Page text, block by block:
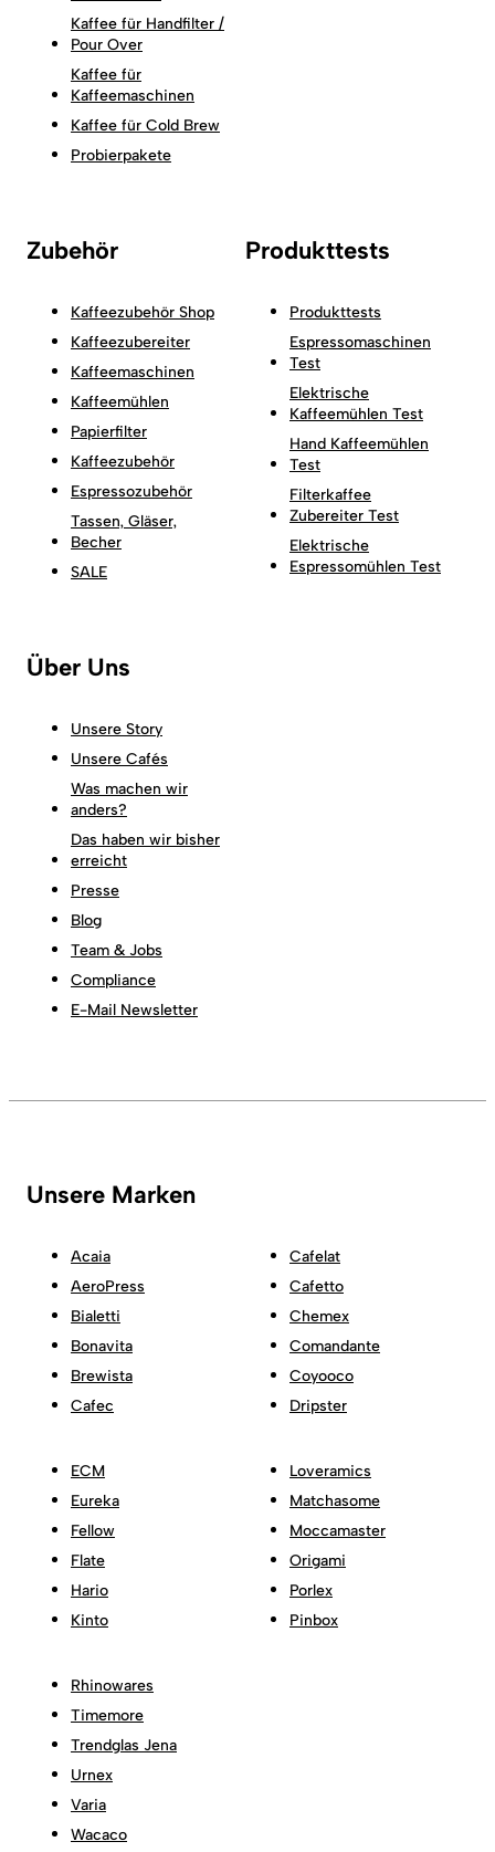
Kaffee für Handfilter /
Pour Over
Kaffee für
Kaffeemaschinen
Kaffee für Cold Brew
Probierpakete
Zubehör
Kaffeezubehör Shop
Kaffeezubereiter
Kaffeemaschinen
Kaffeemühlen
Papierfilter
Kaffeezubehör
Espressozubehör
Tassen, Gläser,
Becher
SALE
Produkttests
Produkttests
Espressomaschinen
Test
Elektrische
Kaffeemühlen Test
Hand Kaffeemühlen
Test
Filterkaffee
Zubereiter Test
Elektrische
Espressomühlen Test
Über Uns
Unsere Story
Unsere Cafés
Was machen wir
anders?
Das haben wir bisher
erreicht
Presse
Blog
Team & Jobs
Compliance
E-Mail Newsletter
Unsere Marken
Acaia
AeroPress
Bialetti
Bonavita
Brewista
Cafec
Cafelat
Cafetto
Chemex
Comandante
Coyooco
Dripster
ECM
Eureka
Fellow
Flate
Hario
Kinto
Loveramics
Matchasome
Moccamaster
Origami
Porlex
Pinbox
Rhinowares
Timemore
Trendglas Jena
Urnex
Varia
Wacaco